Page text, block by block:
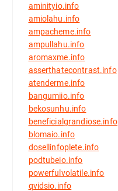
aminityio.info
amiolahu.info
ampacheme.info
ampullahu.info
aromaxme.info
asserthatecontrast.info
atenderme.info
bangumiio.info
bekosunhu.info
beneficialgrandiose.info
blomaio.info
dosellinfoplete.info
podtubeio.info
powerfulvolatile.info
qvidsio.info